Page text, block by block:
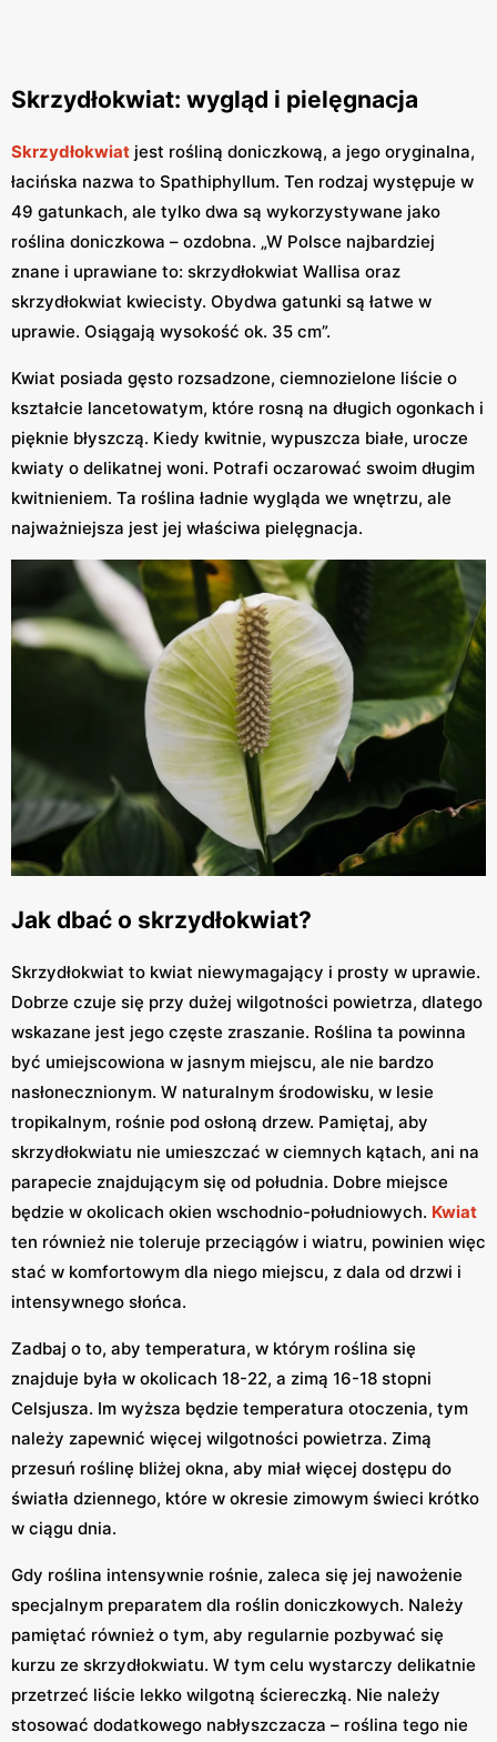
Skrzydłokwiat: wygląd i pielęgnacja
Skrzydłokwiat jest rośliną doniczkową, a jego oryginalna,
łacińska nazwa to Spathiphyllum. Ten rodzaj występuje w
49 gatunkach, ale tylko dwa są wykorzystywane jako
roślina doniczkowa – ozdobna. „W Polsce najbardziej
znane i uprawiane to: skrzydłokwiat Wallisa oraz
skrzydłokwiat kwiecisty. Obydwa gatunki są łatwe w
uprawie. Osiągają wysokość ok. 35 cm”.
Kwiat posiada gęsto rozsadzone, ciemnozielone liście o
kształcie lancetowatym, które rosną na długich ogonkach i
pięknie błyszczą. Kiedy kwitnie, wypuszcza białe, urocze
kwiaty o delikatnej woni. Potrafi oczarować swoim długim
kwitnieniem. Ta roślina ładnie wygląda we wnętrzu, ale
najważniejsza jest jej właściwa pielęgnacja.
Jak dbać o skrzydłokwiat?
Skrzydłokwiat to kwiat niewymagający i prosty w uprawie.
Dobrze czuje się przy dużej wilgotności powietrza, dlatego
wskazane jest jego częste zraszanie. Roślina ta powinna
być umiejscowiona w jasnym miejscu, ale nie bardzo
nasłonecznionym. W naturalnym środowisku, w lesie
tropikalnym, rośnie pod osłoną drzew. Pamiętaj, aby
skrzydłokwiatu nie umieszczać w ciemnych kątach, ani na
parapecie znajdującym się od południa. Dobre miejsce
będzie w okolicach okien wschodnio-południowych. Kwiat
ten również nie toleruje przeciągów i wiatru, powinien więc
stać w komfortowym dla niego miejscu, z dala od drzwi i
intensywnego słońca.
Zadbaj o to, aby temperatura, w którym roślina się
znajduje była w okolicach 18-22, a zimą 16-18 stopni
Celsjusza. Im wyższa będzie temperatura otoczenia, tym
należy zapewnić więcej wilgotności powietrza. Zimą
przesuń roślinę bliżej okna, aby miał więcej dostępu do
światła dziennego, które w okresie zimowym świeci krótko
w ciągu dnia.
Gdy roślina intensywnie rośnie, zaleca się jej nawożenie
specjalnym preparatem dla roślin doniczkowych. Należy
pamiętać również o tym, aby regularnie pozbywać się
kurzu ze skrzydłokwiatu. W tym celu wystarczy delikatnie
przetrzeć liście lekko wilgotną ściereczką. Nie należy
stosować dodatkowego nabłyszczacza – roślina tego nie